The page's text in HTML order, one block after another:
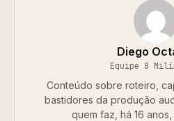
Diego
Equipe 8
Conteúdo sobre roteiro,
bastidores da produção
quem faz, há 16